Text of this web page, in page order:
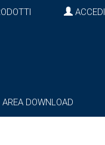
ACCEDI
AREA DOWNLOAD